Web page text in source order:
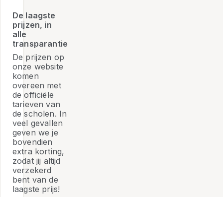
De laagste
prijzen, in
alle
transparantie
De prijzen op
onze website
komen
overeen met
de officiële
tarieven van
de scholen. In
veel gevallen
geven we je
bovendien
extra korting,
zodat jij altijd
verzekerd
bent van de
laagste prijs!